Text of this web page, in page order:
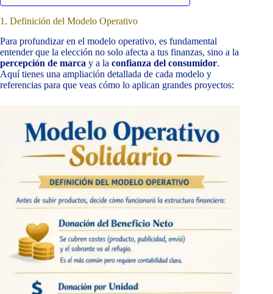
1. Definición del Modelo Operativo
Para profundizar en el modelo operativo, es fundamental
entender que la elección no solo afecta a tus finanzas, sino a la
percepción de marca y a la confianza del consumidor.
Aquí tienes una ampliación detallada de cada modelo y
referencias para que veas cómo lo aplican grandes proyectos: